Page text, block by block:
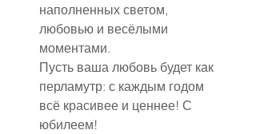
наполненных светом,
любовью и весёлыми
моментами.
Пусть ваша любовь будет как
перламутр: с каждым годом
всё красивее и ценнее! С
юбилеем!